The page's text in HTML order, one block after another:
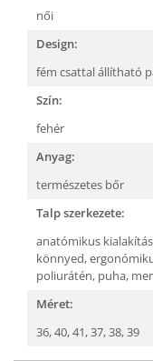
női
Design:
fém csattal állítható
Szín:
fehér
Anyag:
természetes bőr
Talp szerkezete:
anatómikus
könnyed,
poliurátén, puha,
Méret:
36,40,41,37,38,39